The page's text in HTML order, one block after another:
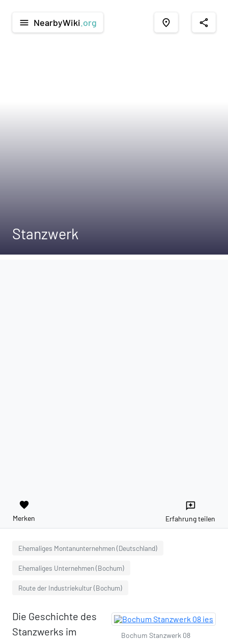
menu NearbyWiki .org place share
Stanzwerk
favorite
Merken
reviews
Erfahrung teilen
Ehemaliges Montanunternehmen (Deutschland)
Ehemaliges Unternehmen (Bochum)
Route der Industriekultur (Bochum)
Bochum Stanzwerk 08
Die Geschichte des
Stanzwerks im